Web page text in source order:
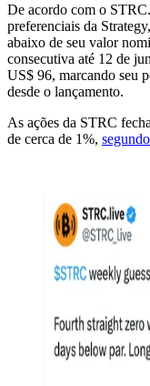
De acordo com o
preferenciais da
abaixo de seu valor
consecutiva até 12 de
US$ 96, marcando seu
desde o lançamento.
As ações da STRC
de cerca de 1%, segundo